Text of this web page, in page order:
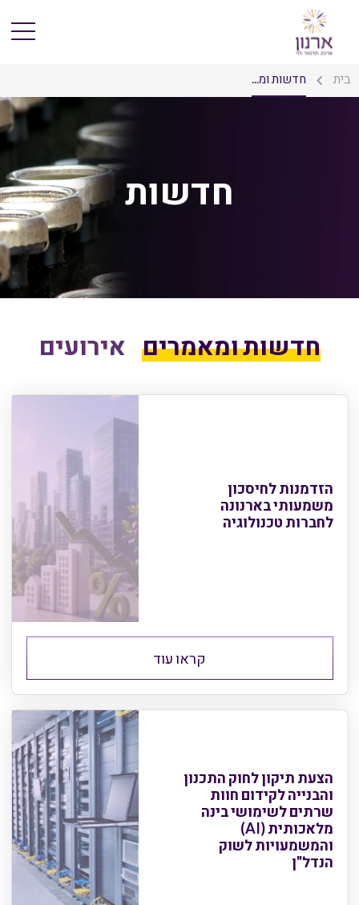
בית חדשות ומ...
חדשות
חדשות ומאמרים אירועים
הזדמנות לחיסכון
משמעותי בארנונה
לחברות טכנולוגיה
קראו עוד
הצעת תיקון לחוק התכנון
והבנייה לקידום חוות
שרתים לשימושי בינה
מלאכותית (AI)
והמשמעויות לשוק
הנדל"ן